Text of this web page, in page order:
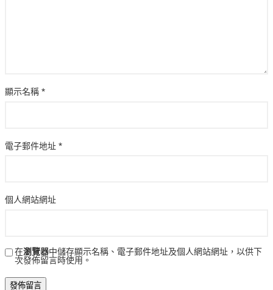
顯示名稱 *
電子郵件地址 *
個人網站網址
在瀏覽器中儲存顯示名稱、電子郵件地址及個人網站網址，以供下
次發佈留言時使用。